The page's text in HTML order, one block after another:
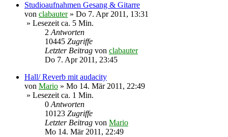
Studioaufnahmen Gesang & Gitarre
von clabauter» Do 7. Apr 2011, 13:31
» Lesezeit ca. 5 Min.
2Antworten
10445 Zugriffe
Letzter Beitrag von clabauter
Do 7. Apr 2011, 23:45
Hall/ Reverb mit audacity
von Mario » Mo 14. Mär 2011, 22:49
» Lesezeit ca. 1 Min.
0Antworten
10123 Zugriffe
Letzter Beitrag von Mario
Mo 14. Mär 2011, 22:49